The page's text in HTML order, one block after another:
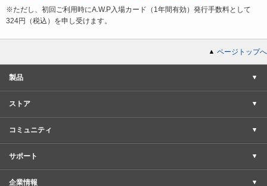
※ただし、初回ご利用時にA.W.P入場カード（1年間有効）発行手数料として
324円（税込）を申し受けます。
ページトップへ
製品
ストア
コミュニティ
サポート
企業情報